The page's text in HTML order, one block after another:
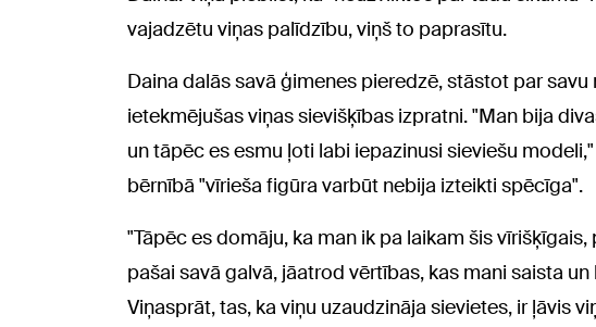
vajadzētu viņas palīdzību, viņš to paprasītu.
Daina dalās savā ģimenes pieredzē, stāstot par
ietekmējušas viņas sievišķības izpratni. "Man bija
un tāpēc es esmu ļoti labi iepazinusi sieviešu
bērnībā "vīrieša figūra varbūt nebija izteikti spēcīga".
"Tāpēc es domāju, ka man ik pa laikam šis
pašai savā galvā, jāatrod vērtības, kas mani saista
Viņasprāt, tas, ka viņu uzaudzināja sievietes, ir ļāvis